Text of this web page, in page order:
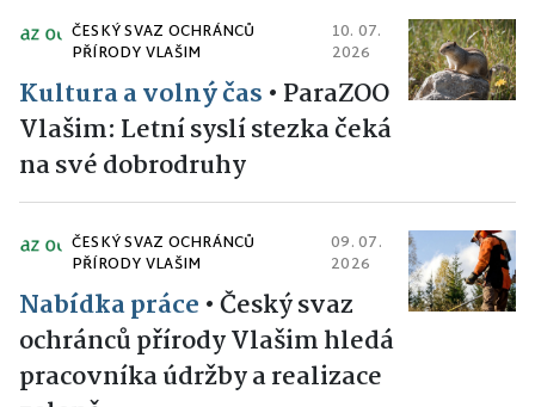
ČESKÝ SVAZ OCHRÁNCŮ
PŘÍRODY VLAŠIM
10. 07.
2026
Kultura a volný čas • ParaZOO
Vlašim: Letní syslí stezka čeká
na své dobrodruhy
ČESKÝ SVAZ OCHRÁNCŮ
PŘÍRODY VLAŠIM
09. 07.
2026
Nabídka práce •Český svaz
ochránců přírody Vlašim hledá
pracovníka údržby a realizace